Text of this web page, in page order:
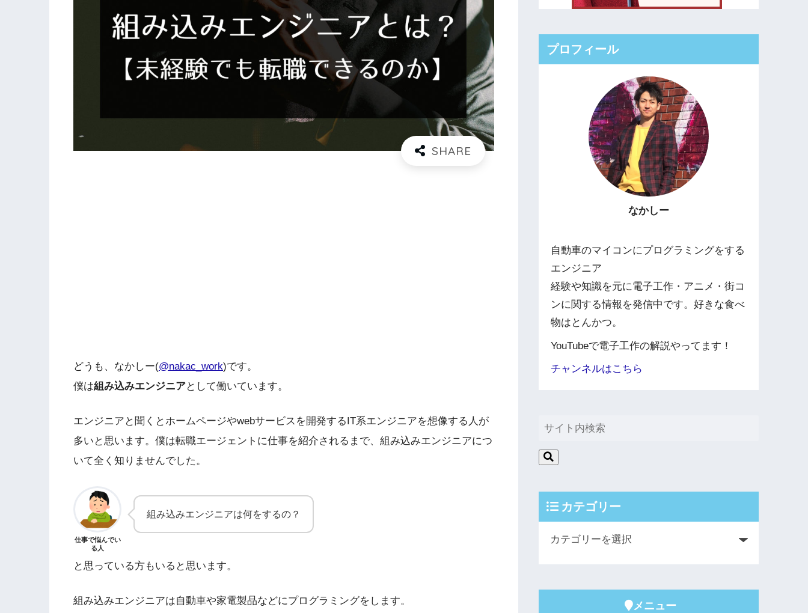
どうも、なかしー(@nakac_work)です。
僕は組み込みエンジニアとして働いています。
エンジニアと聞くとホームページやwebサービスを開発するIT系エンジニアを想像する人が
多いと思います。僕は転職エージェントに仕事を紹介されるまで、組み込みエンジニアにつ
いて全く知りませんでした。
仕事で悩んでい
る人
組み込みエンジニアは何をするの？
と思っている方もいると思います。
組み込みエンジニアは自動車や家電製品などにプログラミングをします。
プロフィール
なかしー
自動車のマイコンにプログラミングをする
エンジニア
経験や知識を元に電子工作・アニメ・街コ
ンに関する情報を発信中です。好きな食べ
物はとんかつ。
YouTubeで電子工作の解説やってます！
チャンネルはこちら
カテゴリー
メニュー